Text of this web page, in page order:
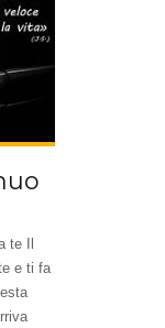
te Il
e ti fa